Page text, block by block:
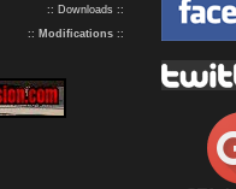
:: Downloads ::
:: Modifications ::